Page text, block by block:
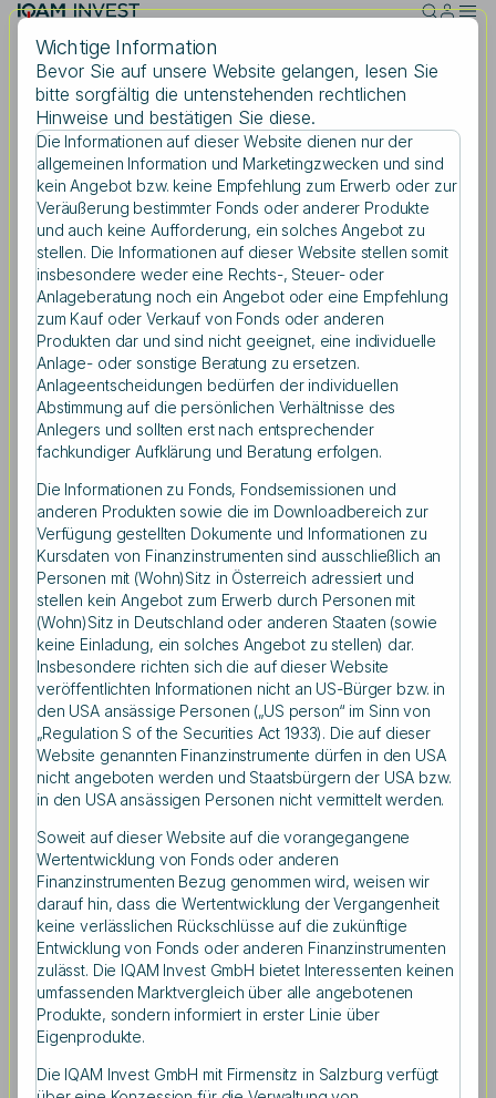
Skip to main content
Suche
Suchbegriff eingeben
Dienstag, 27.10.2020
Wie reagieren die Märkte
nach der US-Wahl?
Teilen
Eine Analyse über kurz- und langfristige
Reaktionen der Märkte
Wie haben die Märkte jeweils in der Vergangenheit
reagiert und wie werden die Aktienmärkte auf eine
Wiederwahl Donald Trumps bzw. Joe Bidens reagieren?
Ein Blick in die Aktienmarkt-Historie unter
republikanischen und demokratischen Präsidenten zeigt
interessante Ergebnisse.
„Auf der einen Seite gibt es umfassende akademische
Beweise, dass Aktienmärkte positiv auf die Wahl eines
Seite gibt es das ‚Presidential Puzzle‘, das zeigt, dass die
Ertragserwartungen während demokratischer
Präsidentschaften signifikant höher waren als während
republikanischer Präsidentschaften“, so Univ.-Prof. DDr.
Michael Halling, Mitglied der Wissenschaftlichen Leitung
bei Spängler IQAM Invest und Professor an der
Stockholm School of Economics (SSE) sowie Research
Fellow am Swedish House of Finance (SHOF) in
Stockholm. Das „Presidential Puzzle“ besagt, dass
Erträge in den amerikanischen Aktienmärkten signifikant
höher sind, wenn ein demokratischer Präsident im Amt
Wichtige Information
Bevor Sie auf unsere Website gelangen, lesen Sie
bitte sorgfältig die untenstehenden rechtlichen
Hinweise und bestätigen Sie diese.
Die Informationen auf dieser Website dienen nur der
allgemeinen Information und Marketingzwecken und sind
kein Angebot bzw. keine Empfehlung zum Erwerb oder zur
Veräußerung bestimmter Fonds oder anderer Produkte
und auch keine Aufforderung, ein solches Angebot zu
stellen. Die Informationen auf dieser Website stellen somit
insbesondere weder eine Rechts-, Steuer- oder
Anlageberatung noch ein Angebot oder eine Empfehlung
zum Kauf oder Verkauf von Fonds oder anderen
Produkten dar und sind nicht geeignet, eine individuelle
Anlage- oder sonstige Beratung zu ersetzen.
Anlageentscheidungen bedürfen der individuellen
Abstimmung auf die persönlichen Verhältnisse des
Anlegers und sollten erst nach entsprechender
fachkundiger Aufklärung und Beratung erfolgen.
Die Informationen zu Fonds, Fondsemissionen und
anderen Produkten sowie die im Downloadbereich zur
Verfügung gestellten Dokumente und Informationen zu
Kursdaten von Finanzinstrumenten sind ausschließlich an
Personen mit (Wohn)Sitz in Österreich adressiert und
stellen kein Angebot zum Erwerb durch Personen mit
(Wohn)Sitz in Deutschland oder anderen Staaten (sowie
keine Einladung, ein solches Angebot zu stellen) dar.
Insbesondere richten sich die auf dieser Website
veröffentlichten Informationen nicht an US-Bürger bzw. in
den USA ansässige Personen („US person“ im Sinn von
„Regulation S of the Securities Act 1933). Die auf dieser
Website genannten Finanzinstrumente dürfen in den USA
nicht angeboten werden und Staatsbürgern der USA bzw.
in den USA ansässigen Personen nicht vermittelt werden.
Soweit auf dieser Website auf die vorangegangene
Wertentwicklung von Fonds oder anderen
Finanzinstrumenten Bezug genommen wird, weisen wir
darauf hin, dass die Wertentwicklung der Vergangenheit
keine verlässlichen Rückschlüsse auf die zukünftige
Entwicklung von Fonds oder anderen Finanzinstrumenten
zulässt. Die IQAM Invest GmbH bietet Interessenten keinen
umfassenden Marktvergleich über alle angebotenen
Produkte, sondern informiert in erster Linie über
Eigenprodukte.
Die IQAM Invest GmbH mit Firmensitz in Salzburg verfügt